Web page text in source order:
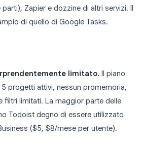
Zapier e dozzine di altri servizi. Il
di quello di Google Tasks.
limitato. Il piano
progetti attivi, nessun promemoria,
filtri limitati. La maggior parte delle
Todoist degno di essere utilizzato
($5, $8/mese per utente).